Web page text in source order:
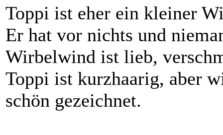
Toppi ist eher ein kleiner
Er hat vor nichts und
Wirbelwind ist lieb,
Toppi ist kurzhaarig, aber
schön gezeichnet.